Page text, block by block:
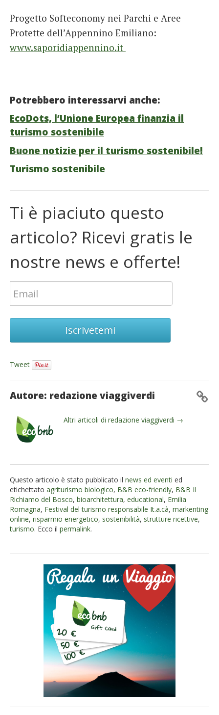
Progetto Softeconomy nei Parchi e Aree
Protette dell’Appennino Emiliano:
www.saporidiappennino.it
Potrebbero interessarvi anche:
EcoDots, l’Unione Europea finanzia il
turismo sostenibile
Buone notizie per il turismo sostenibile!
Turismo sostenibile
Ti è piaciuto questo
articolo? Ricevi gratis le
nostre news e offerte!
Iscrivetemi
Tweet
Autore: redazione viaggiverdi
Altri articoli di redazione viaggiverdi →
Questo articolo è stato pubblicato il news ed eventi ed
etichettato agriturismo biologico, B&B eco-friendly, B&B Il
Richiamo del Bosco, bioarchitettura, educational, Emilia
Romagna, Festival del turismo responsabile It.a.cà, markenting
online, risparmio energetico, sostenibilità, strutture ricettive,
turismo. Ecco il permalink.